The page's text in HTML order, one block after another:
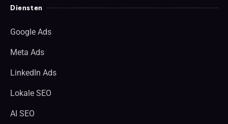
Diensten
Google Ads
Meta Ads
LinkedIn Ads
Lokale SEO
AI SEO